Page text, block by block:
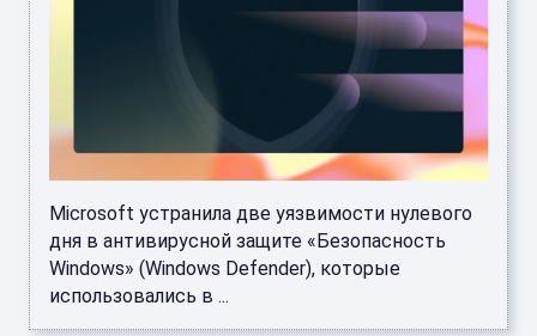
Microsoft устранила две уязвимости нулевого
дня в антивирусной защите «Безопасность
Windows» (Windows Defender), которые
использовались в ...